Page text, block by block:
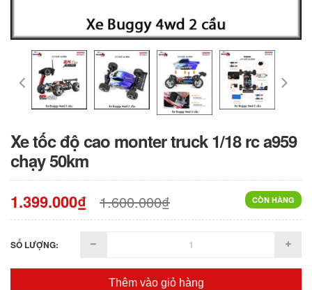
Xe tốc độ cao monter truck 1/18 rc a959
chạy 50km
CÒN HÀNG
1.399.000₫ 1.600.000₫
SỐ LƯỢNG:
Thêm vào giỏ hàng